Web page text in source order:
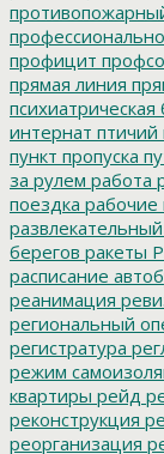
профицит
прямая линия
интернат птичий
пункт пропуска
за рулем работа
поездка рабочие
берегов ракеты
расписание
реанимация
региональный
регистратура
режим
квартиры рейд
реконструкция
реорганизация